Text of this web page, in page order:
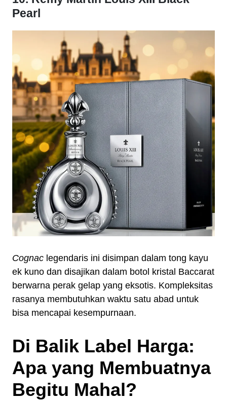
Pearl
Cognac legendaris ini disimpan dalam tong kayu
ek kuno dan disajikan dalam botol kristal Baccarat
berwarna perak gelap yang eksotis. Kompleksitas
rasanya membutuhkan waktu satu abad untuk
bisa mencapai kesempurnaan.
Di Balik Label Harga:
Apa yang Membuatnya
Begitu Mahal?